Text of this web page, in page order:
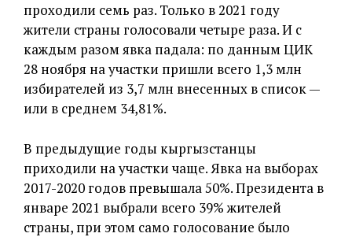
проходили семь раз. Только в 2021 году
жители страны голосовали четыре раза. И с
каждым разом явка падала: по данным ЦИК
28 ноября на участки пришли всего 1,3 млн
избирателей из 3,7 млн внесенных в список —
или в среднем 34,81%.
В предыдущие годы кыргызстанцы
приходили на участки чаще. Явка на выборах
2017-2020 годов превышала 50%. Президента в
январе 2021 выбрали всего 39% жителей
страны, при этом само голосование было